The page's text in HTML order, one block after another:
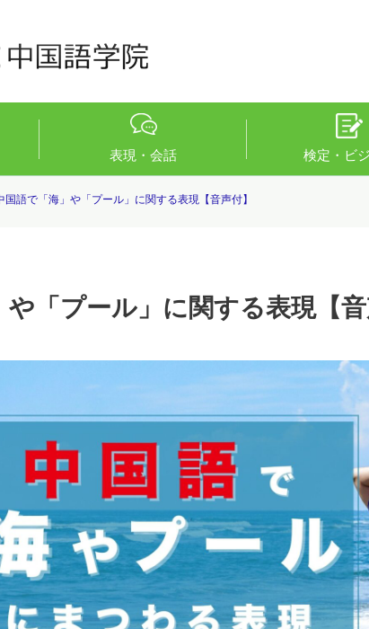
表現・会話 検定・ビ
国語で「海」や「プール」に関する表現【音声付】
「プール」に関する表現【音